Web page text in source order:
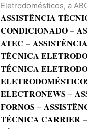
Eletrodomésticos, a
ASSISTÊNCIA
CONDICIONADO –
ATEC –
TÉCNICA
TÉCNICA
ELECTRONEWS –
FORNOS –
TÉCNICA CARRIER